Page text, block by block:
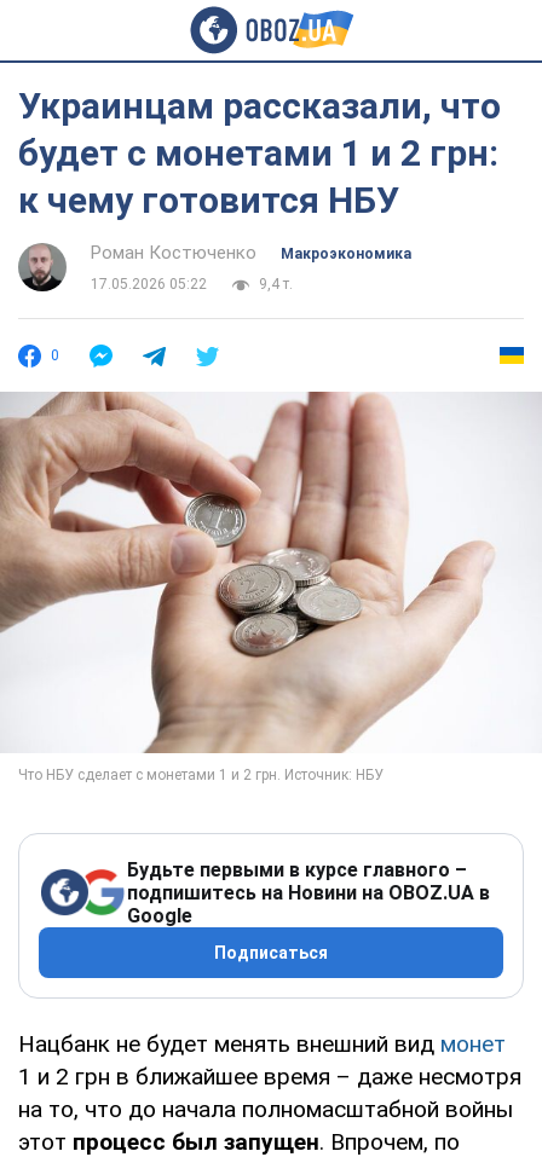
Украинцам рассказали, что
будет с монетами 1 и 2 грн:
к чему готовится НБУ
Роман Костюченко
Mакроэкономика
17.05.2026 05:22
9,4 т.
0
Будьте первыми в курсе главного –
подпишитесь на Новини на OBOZ.UA в
Google
Подписаться
Нацбанк не будет менять внешний вид монет
1 и 2 грн в ближайшее время – даже несмотря
на то, что до начала полномасштабной войны
этот процесс был запущен. Впрочем, по